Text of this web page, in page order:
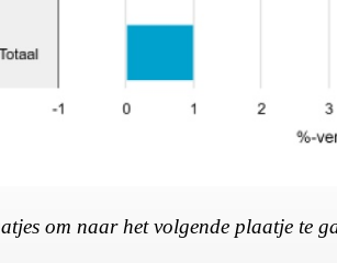
om naar het volgende plaatje te